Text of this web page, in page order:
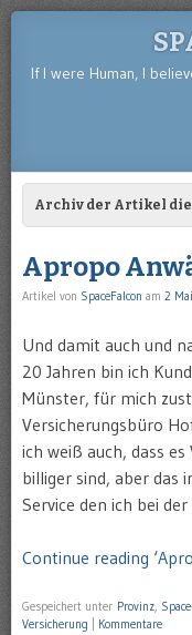
If I were Human, I
SKIP TO CONTENT
Archiv der Artikel
Apropo
Artikel von SpaceFalcon am 2
Und damit auch und
20 Jahren bin ich
Münster, für mich
Versicherungsbüro
ich weiß auch, dass
billiger sind, aber das
Service den ich bei der
Continue reading
Gespeichert unter Provinz,
Versicherung
Kommentare